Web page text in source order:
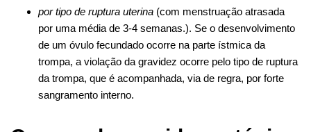
por tipo de ruptura uterina (com menstruação atrasada
por uma média de 3-4 semanas.). Se o desenvolvimento
de um óvulo fecundado ocorre na parte ístmica da
trompa, a violação da gravidez ocorre pelo tipo de ruptura
da trompa, que é acompanhada, via de regra, por forte
sangramento interno.